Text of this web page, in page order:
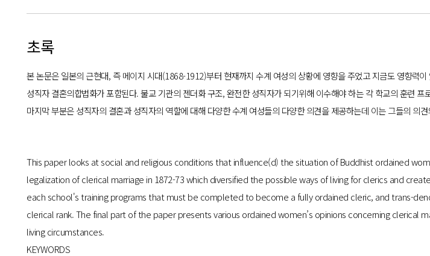
초록
본 논문은 일본의 근현대, 즉 메이지 시대(1868-1912)부터 현재까지 수계 여성의 상황에 영향을 주었고 지금도 영향력이
성직자 결혼의합법화가 포함된다. 불교 기관의 젠더화 구조, 완전한 성직자가 되기위해 이수해야 하는 각 학교의 훈련 프
마지막 부분은 성직자의 결혼과 성직자의 역할에 대해 다양한 수계 여성들의 다양한 의견을 제공하는데 이는 그들의 의
This paper looks at social and religious conditions that influence(d) the situation of Buddhist ordained
legalization of clerical marriage in 1872-73 which diversified the possible ways of living for clerics and
each school's training programs that must be completed to become a fully ordained cleric, and trans-
clerical rank. The final part of the paper presents various ordained women’s opinions concerning
living circumstances.
KEYWORDS